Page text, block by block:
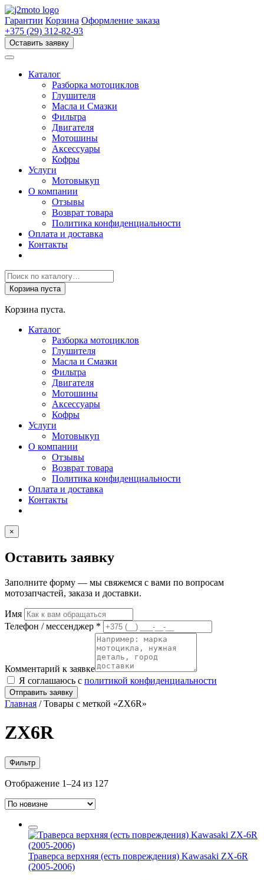
Перейти
к
содержимому
Гарантии Корзина Оформление заказа
+375 (29) 312-82-93
Оставить заявку
Каталог
Разборка мотоциклов
Глушителя
Масла и Смазки
Фильтра
Двигателя
Мотошины
Аксессуары
Кофры
Услуги
Мотовыкуп
О компании
Отзывы
Возврат товара
Политика конфиденциальности
Оплата и доставка
Контакты
Поиск
товаров
Корзина пуста
Корзина пуста.
Каталог
Разборка мотоциклов
Глушителя
Масла и Смазки
Фильтра
Двигателя
Мотошины
Аксессуары
Кофры
Услуги
Мотовыкуп
О компании
Отзывы
Возврат товара
Политика конфиденциальности
Оплата и доставка
Контакты
×
Оставить заявку
Заполните форму — мы свяжемся с вами по вопросам
мотозапчастей, заказа и доставки.
Имя
Телефон / мессенджер *
Комментарий к заявке
Я соглашаюсь с политикой конфиденциальности
Отправить заявку
Главная / Товары с меткой «ZX6R»
ZX6R
Фильтр
Отображение 1–24 из 127Сортировка:
Траверса верхняя (есть повреждения) Kawasaki ZX-6R
(2005-2006)